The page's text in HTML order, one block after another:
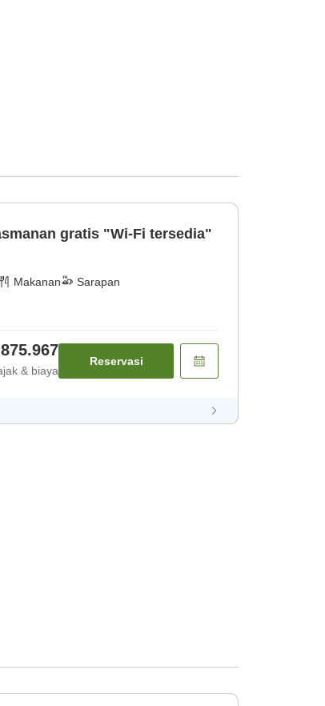
gratis "Wi-Fi tersedia"
Makanan Sarapan
& biaya
Reservasi